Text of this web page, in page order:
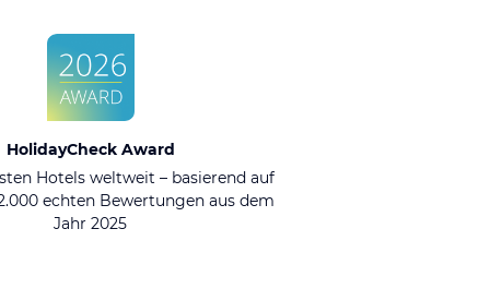
HolidayCheck Award
Hotels weltweit – basierend auf
echten Bewertungen aus dem
Jahr 2025